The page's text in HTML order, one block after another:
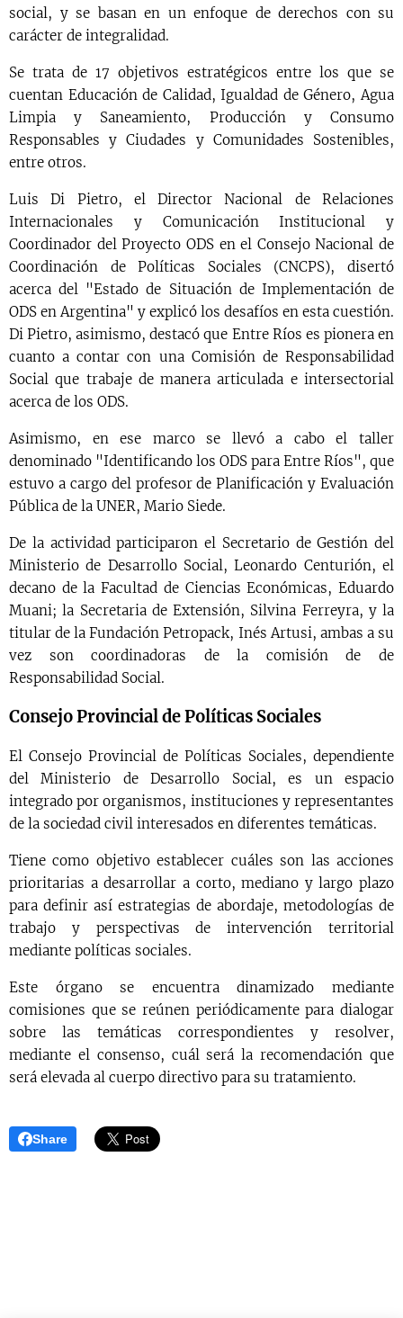
social, y se basan en un enfoque de derechos con su
carácter de integralidad.
Se trata de 17 objetivos estratégicos entre los que se
cuentan Educación de Calidad, Igualdad de Género, Agua
Limpia y Saneamiento, Producción y Consumo
Responsables y Ciudades y Comunidades Sostenibles,
entre otros.
Luis Di Pietro, el Director Nacional de Relaciones
Internacionales y Comunicación Institucional y
Coordinador del Proyecto ODS en el Consejo Nacional de
Coordinación de Políticas Sociales (CNCPS), disertó
acerca del "Estado de Situación de Implementación de
ODS en Argentina" y explicó los desafíos en esta cuestión.
Di Pietro, asimismo, destacó que Entre Ríos es pionera en
cuanto a contar con una Comisión de Responsabilidad
Social que trabaje de manera articulada e intersectorial
acerca de los ODS.
Asimismo, en ese marco se llevó a cabo el taller
denominado "Identificando los ODS para Entre Ríos", que
estuvo a cargo del profesor de Planificación y Evaluación
Pública de la UNER, Mario Siede.
De la actividad participaron el Secretario de Gestión del
Ministerio de Desarrollo Social, Leonardo Centurión, el
decano de la Facultad de Ciencias Económicas, Eduardo
Muani; la Secretaria de Extensión, Silvina Ferreyra, y la
titular de la Fundación Petropack, Inés Artusi, ambas a su
vez son coordinadoras de la comisión de de
Responsabilidad Social.
Consejo Provincial de Políticas Sociales
El Consejo Provincial de Políticas Sociales, dependiente
del Ministerio de Desarrollo Social, es un espacio
integrado por organismos, instituciones y representantes
de la sociedad civil interesados en diferentes temáticas.
Tiene como objetivo establecer cuáles son las acciones
prioritarias a desarrollar a corto, mediano y largo plazo
para definir así estrategias de abordaje, metodologías de
trabajo y perspectivas de intervención territorial
mediante políticas sociales.
Este órgano se encuentra dinamizado mediante
comisiones que se reúnen periódicamente para dialogar
sobre las temáticas correspondientes y resolver,
mediante el consenso, cuál será la recomendación que
será elevada al cuerpo directivo para su tratamiento.
Share